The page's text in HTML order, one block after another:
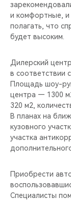
и комфортные, и
полагать, что
будет высоким.
Дилерский
в соответствии
Площадь шоу-
центра — 1300
320 м2,
В планах на
кузовного
участка
Приобрести
Специалисты